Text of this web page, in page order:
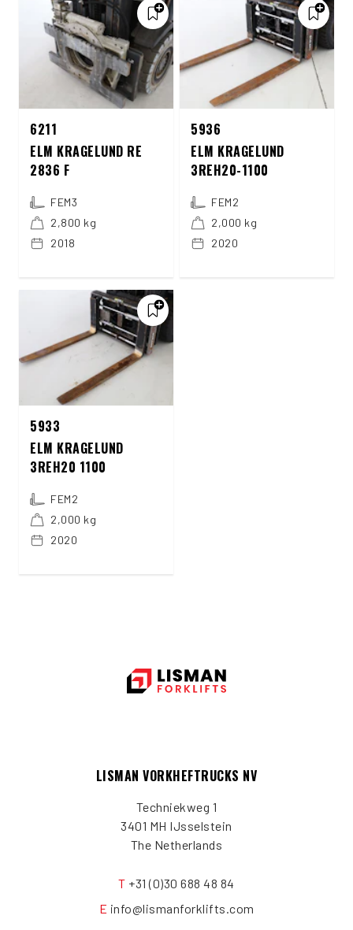
6211
ELM KRAGELUND RE
2836 F
FEM3
2,800 kg
2018
5936
ELM KRAGELUND
3REH20-1100
FEM2
2,000 kg
2020
5933
ELM KRAGELUND
3REH20 1100
FEM2
2,000 kg
2020
LISMAN VORKHEFTRUCKS NV
Techniekweg 1
3401 MH IJsselstein
The Netherlands
T +31 (0)30 688 48 84
E info@lismanforklifts.com